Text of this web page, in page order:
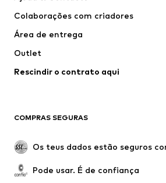
Colaborações com criadores
Área de entrega
Outlet
Rescindir o contrato aqui
COMPRAS SEGURAS
Os teus dados estão seguros
Pode usar. É de confiança